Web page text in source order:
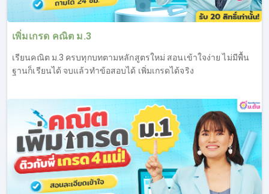
เพิ่มเกรด คณิต ม.3
เรียนคณิต ม.3 ครบทุกบทตามหลักสูตรใหม่ สอนเข้าใจง่าย ไม่มีพื้น
ฐานก็เรียนได้ จบแล้วทำข้อสอบได้ เพิ่มเกรดได้จริง